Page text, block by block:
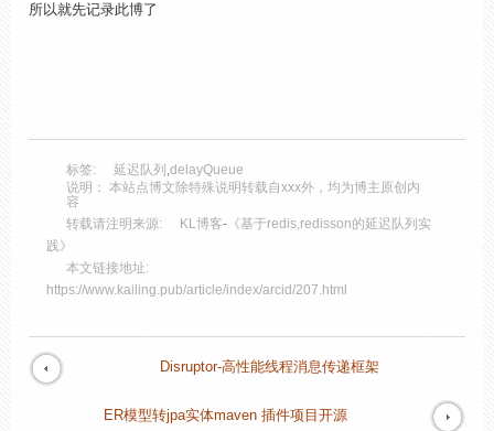
所以就先记录此博了
标签: 延迟队列 ,delayQueue
说明： 本站点博文除特殊说明转载自xxx外，均为博主原创内
容
转载请注明来源:
KL博客- 《基于redis,redisson的延迟队列实
践》
本文链接地址:
https://www.kailing.pub/article/index/arcid/207.html
Disruptor-高性能线程消息传递框架
ER模型转jpa实体maven 插件项目开源